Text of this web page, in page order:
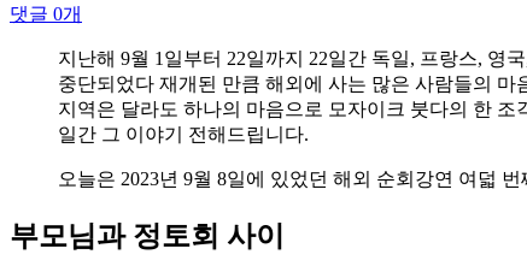
댓글 0개
지난해 9월 1일부터 22일까지 22일간 독일, 프랑스, 영
중단되었다 재개된 만큼 해외에 사는 많은 사람들의
지역은 달라도 하나의 마음으로 모자이크 붓다의 한
일간 그 이야기 전해드립니다.
오늘은 2023년 9월 8일에 있었던 해외 순회강연 여덟
부모님과 정토회 사이